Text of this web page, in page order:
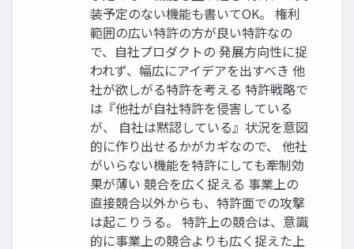
装予定のない機能も書いてOK。 権利
範囲の広い特許の方が良い特許なの
で、自社プロダクトの 発展方向性に捉
われず、幅広にアイデアを出すべき 他
社が欲しがる特許を考える 特許戦略で
は『他社が自社特許を侵害している
が、 自社は黙認している』状況を意図
的に作り出せるかがカギなので、 他社
がいらない機能を特許にしても牽制効
果が薄い 競合を広く捉える 事業上の
直接競合以外からも、特許面での攻撃
は起こりうる。 特許上の競合は、意識
的に事業上の競合よりも広く捉えた上